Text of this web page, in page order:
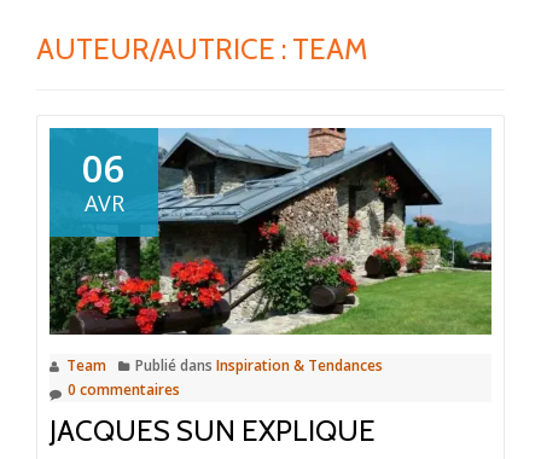
AUTEUR/AUTRICE : TEAM
06
AVR
Team Publié dans Inspiration & Tendances
0 commentaires
JACQUES SUN EXPLIQUE